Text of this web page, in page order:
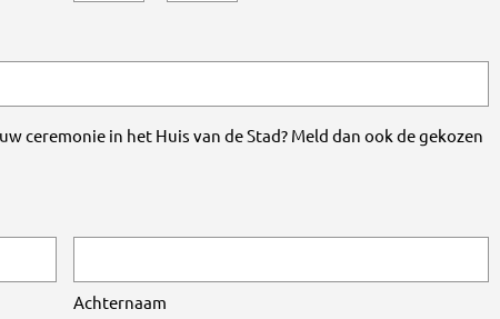
ceremonie in het Huis van de Stad? Meld dan ook de gekozen
Achternaam